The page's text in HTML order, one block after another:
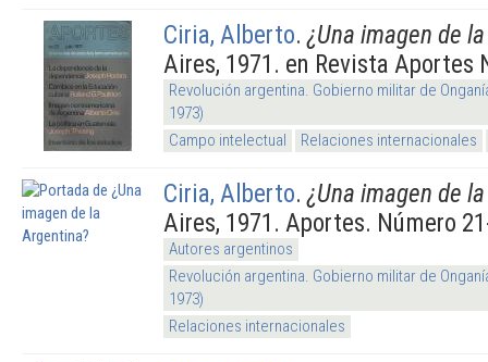
Ciria, Alberto.¿Una imagen de
Aires, 1971. en Revista Aportes
Revolución argentina. Gobierno militar de
1973)
Campo intelectual
Relaciones internacionales
Ciria, Alberto.¿Una imagen de
Aires, 1971. Aportes. Número
Autores argentinos
Revolución argentina. Gobierno militar de
1973)
Relaciones internacionales